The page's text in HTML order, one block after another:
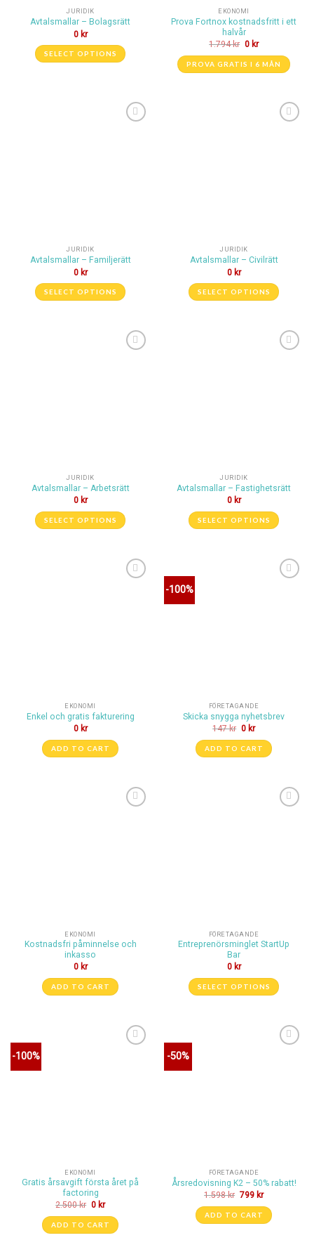
JURIDIK
Avtalsmallar – Bolagsrätt
0 kr
SELECT OPTIONS
EKONOMI
Prova Fortnox kostnadsfritt i ett
halvår
1.794kr 0 kr
PROVA GRATIS I 6 MÅN
JURIDIK
Avtalsmallar – Familjerätt
0 kr
SELECT OPTIONS
JURIDIK
Avtalsmallar – Civilrätt
0 kr
SELECT OPTIONS
JURIDIK
Avtalsmallar – Arbetsrätt
0 kr
SELECT OPTIONS
JURIDIK
Avtalsmallar – Fastighetsrätt
0 kr
SELECT OPTIONS
EKONOMI
Enkel och gratis fakturering
0 kr
ADD TO CART
-100%
FÖRETAGANDE
Skicka snygga nyhetsbrev
147kr 0 kr
ADD TO CART
EKONOMI
Kostnadsfri påminnelse och
inkasso
0 kr
ADD TO CART
FÖRETAGANDE
Entreprenörsminglet StartUp
Bar
0 kr
SELECT OPTIONS
-100%
EKONOMI
Gratis årsavgift första året på
factoring
2.500kr 0 kr
ADD TO CART
-50%
FÖRETAGANDE
Årsredovisning K2 – 50% rabatt!
1.598kr 799 kr
ADD TO CART